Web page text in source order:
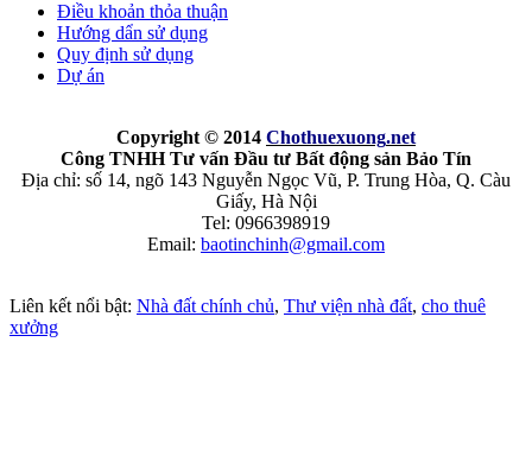
Điều khoản thỏa thuận
Hướng dẩn sử dụng
Quy định sử dụng
Dự án
Copyright © 2014 Chothuexuong.net
Công TNHH Tư vấn Đầu tư Bất động sản Bảo Tín
Địa chỉ: số 14, ngõ 143 Nguyễn Ngọc Vũ, P. Trung Hòa, Q. Càu
Giấy, Hà Nội
Tel: 0966398919
Email: baotinchinh@gmail.com
Liên kết nổi bật: Nhà đất chính chủ, Thư viện nhà đất, cho thuê
xưởng